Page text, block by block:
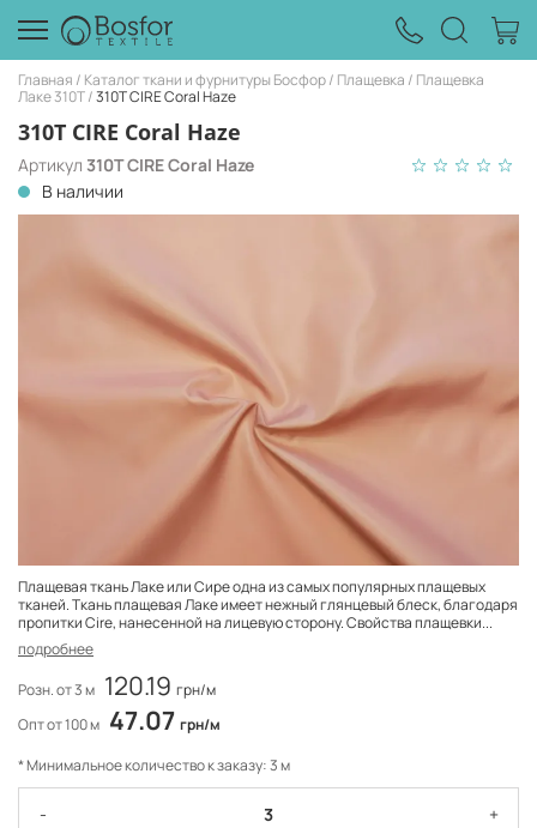
Главная Каталог ткани и фурнитуры Босфор Плащевка
Плащевка
Лаке 310Т 310T CIRE Coral Haze
310T CIRE Coral Haze
Артикул 310T CIRE Coral Haze
В наличии
Плащевая ткань Лаке или Сире одна из самых популярных плащевых
тканей. Ткань плащевая Лаке имеет нежный глянцевый блеск, благодаря
пропитки Cire, нанесенной на лицевую сторону. Свойства плащевки...
подробнее
Розн. от 3 м 120.19 грн/м
Опт от 100 м 47.07 грн/м
* Минимальное количество к заказу: 3 м
- +